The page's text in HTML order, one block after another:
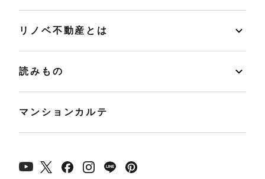
リノベ不動産とは
読みもの
マンションカルテ